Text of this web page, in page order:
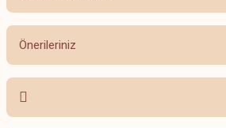
Ürün hakkında henüz soru
Önerileriniz
Bu ürünün fiyat bilgisi, resim, ürün
yetersiz gördüğünüz noktaları öneri formunu
iletebilirsiniz.